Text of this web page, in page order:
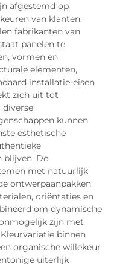
afgestemd op
van klanten.
fabrikanten van
panelen te
vormen en
elementen,
installatie-eisen
zich uit tot
diverse
kunnen
esthetische
blijven. De
met natuurlijk
ontwerpaanpakken
oriëntaties en
om dynamische
zijn met
binnen
organische willekeur
uiterlijk